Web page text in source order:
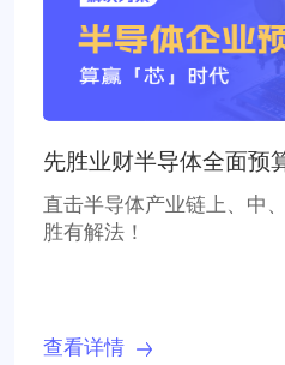
先胜业财半导体全面预
直击半导体产业链上、中
胜有解法！
查看详情